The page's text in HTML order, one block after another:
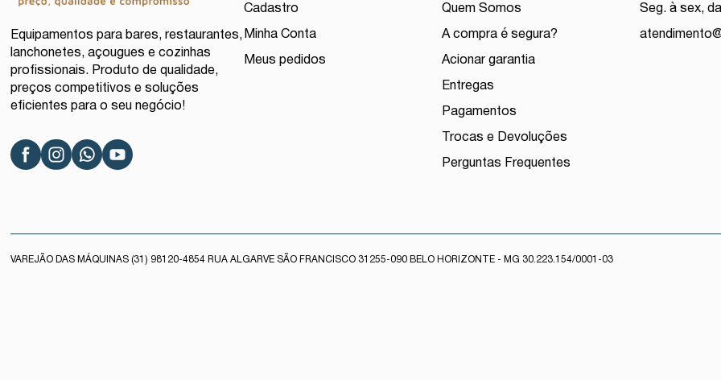
Equipamentos para bares, restaurantes,
lanchonetes, açougues e cozinhas
profissionais. Produto de qualidade,
preços competitivos e soluções
eficientes para o seu negócio!
Cadastro
Minha Conta
Meus pedidos
Quem Somos
A compra é segura?
Acionar garantia
Entregas
Pagamentos
Trocas e Devoluções
Perguntas Frequentes
Seg. à sex,
VAREJÃO DAS MÁQUINAS (31) 98120-4854 RUA ALGARVE SÃO FRANCISCO 31255-090 BELO HORIZONTE - MG 30.223.154/0001-03